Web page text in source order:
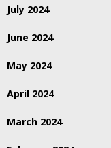
July 2024
June 2024
May 2024
April 2024
March 2024